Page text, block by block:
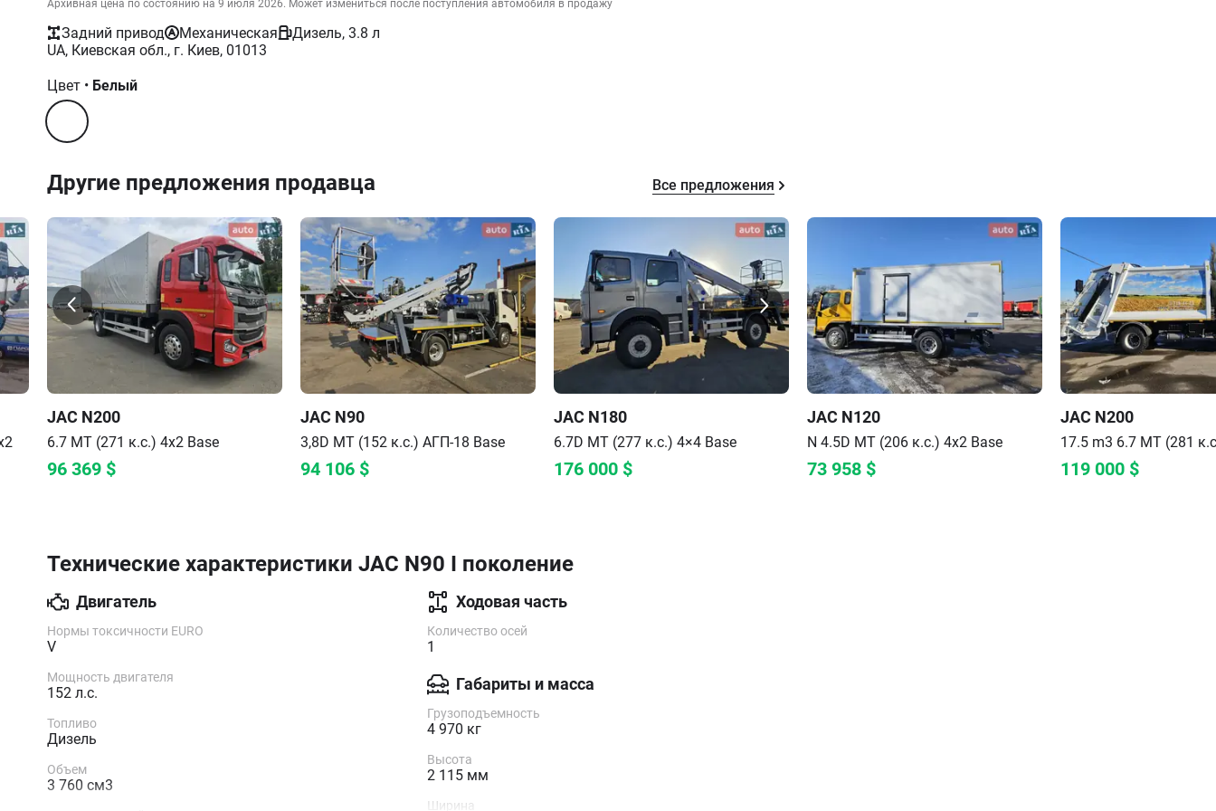
Архивная цена по состоянию на 9 июля 2026. Может измениться после поступления автомобиля в продажу
Задний привод Механическая
Дизель, 3.8 л
UA, Киевская обл., г. Киев, 01013
Цвет • Белый
Другие предложения продавца Все предложения
JAC N200
6.7 MT (271 к.с.) 4х2 Base
96 369 $
JAC N90
3,8D MT (152 к.с.) АГП-18 Base
94 106 $
JAC N180
6.7D MT (277 к.с.) 4×4 Base
176 000 $
JAC N120
N 4.5D MT (206 к.с.) 4x2 Base
73 958 $
JAC N200
17.5 m3 6.7 MT (281
119 000 $
Технические характеристики JAC N90 I поколение
Двигатель
Нормы токсичности EURO
V
Мощность двигателя
152 л.с.
Топливо
Дизель
Объем
3 760 см3
Ходовая часть
Количество осей
1
Габариты и масса
Грузоподъемность
4 970 кг
Высота
2 115 мм
Ширина